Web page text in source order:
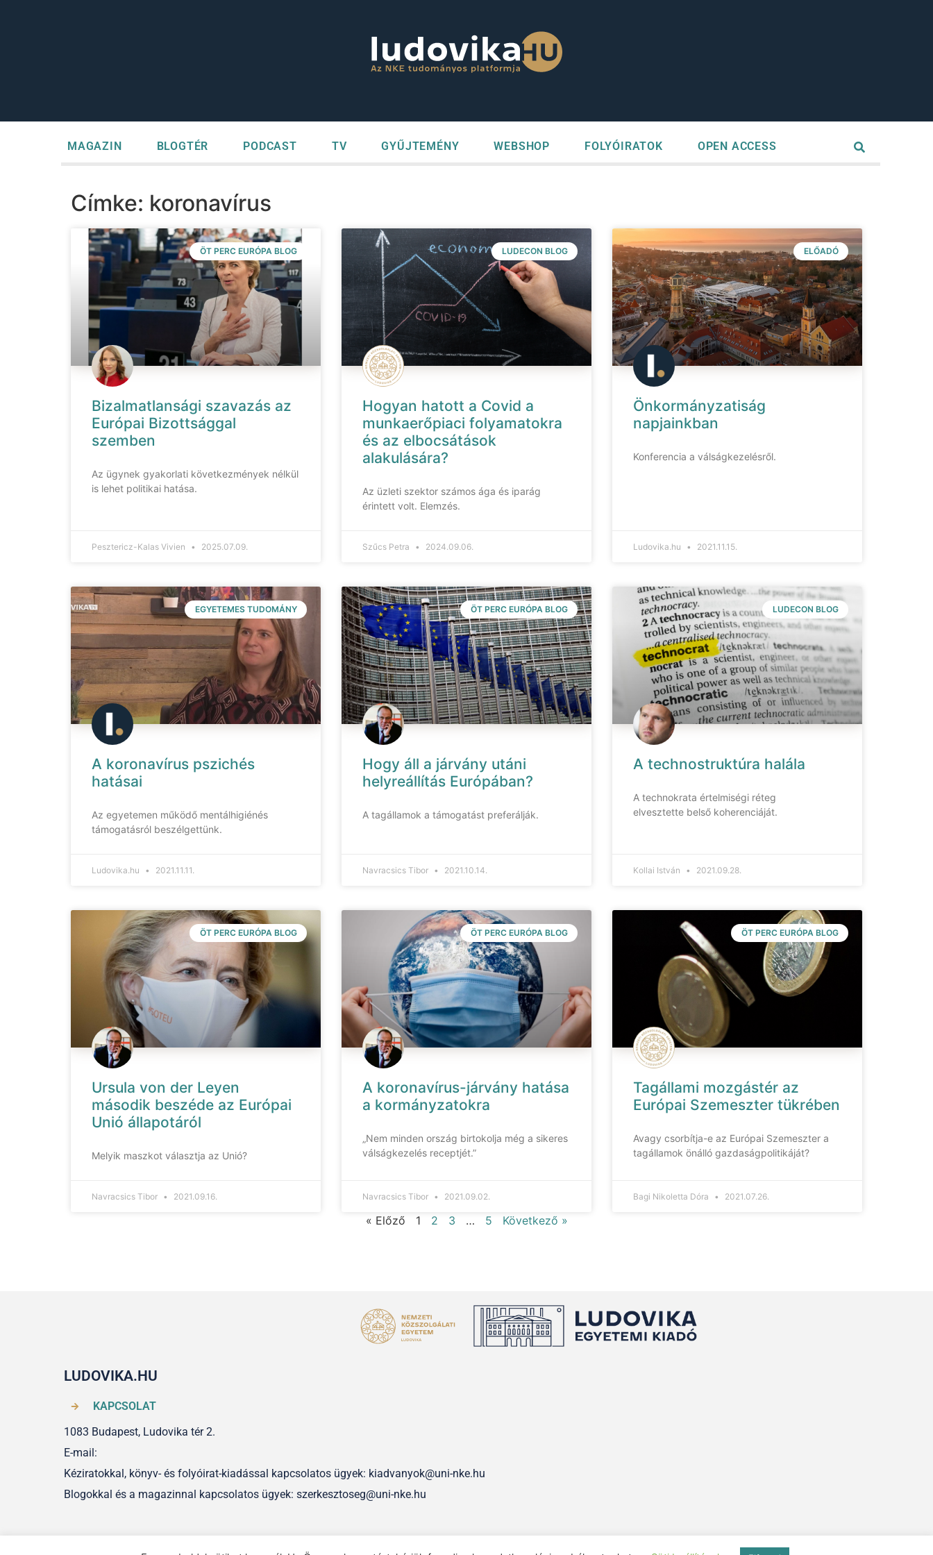
MAGAZIN BLOGTÉR PODCAST TV GYŰJTEMÉNY WEBSHOP FOLYÓIRATOK OPEN ACCESS
Címke: koronavírus
ÖT PERC EURÓPA BLOG
Bizalmatlansági szavazás az
Európai Bizottsággal
szemben
Az ügynek gyakorlati következmények nélkül
is lehet politikai hatása.
Pesztericz-Kalas Vivien 2025.07.09.
LUDECON BLOG
Hogyan hatott a Covid a
munkaerőpiaci folyamatokra
és az elbocsátások
alakulására?
Az üzleti szektor számos ága és iparág
érintett volt. Elemzés.
Szűcs Petra 2024.09.06.
ELŐADÓ
Önkormányzatiság
napjainkban
Konferencia a válságkezelésről.
Ludovika.hu 2021.11.15.
EGYETEMES TUDOMÁNY
A koronavírus pszichés
hatásai
Az egyetemen működő mentálhigiénés
támogatásról beszélgettünk.
Ludovika.hu 2021.11.11.
ÖT PERC EURÓPA BLOG
Hogy áll a járvány utáni
helyreállítás Európában?
A tagállamok a támogatást preferálják.
Navracsics Tibor 2021.10.14.
LUDECON BLOG
A technostruktúra halála
A technokrata értelmiségi réteg
elvesztette belső koherenciáját.
Kollai István 2021.09.28.
ÖT PERC EURÓPA BLOG
Ursula von der Leyen
második beszéde az Európai
Unió állapotáról
Melyik maszkot választja az Unió?
Navracsics Tibor 2021.09.16.
ÖT PERC EURÓPA BLOG
A koronavírus-járvány hatása
a kormányzatokra
„Nem minden ország birtokolja még a sikeres
válságkezelés receptjét.”
Navracsics Tibor 2021.09.02.
ÖT PERC EURÓPA BLOG
Tagállami mozgástér az
Európai Szemeszter tükrében
Avagy csorbítja-e az Európai Szemeszter a
tagállamok önálló gazdaságpolitikáját?
Bagi Nikoletta Dóra 2021.07.26.
« Előző 1 2 3 … 5 Következő »
LUDOVIKA.HU
KAPCSOLAT
1083 Budapest, Ludovika tér 2.
E-mail:
Kéziratokkal, könyv- és folyóirat-kiadással kapcsolatos ügyek: kiadvanyok@uni-nke.hu
Blogokkal és a magazinnal kapcsolatos ügyek: szerkesztoseg@uni-nke.hu